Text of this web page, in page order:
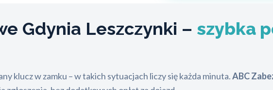
Gdynia Leszczynki – szybka
klucz w zamku – w takich sytuacjach liczy się każda minuta.ABC